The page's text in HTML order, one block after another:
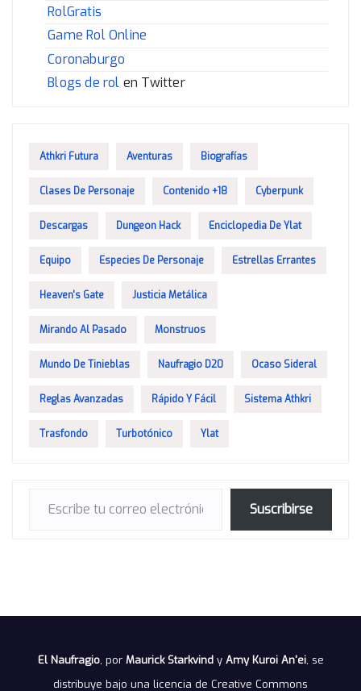
RolGratis
Game Rol Online
Coronaburgo
Blogs de rol en Twitter
Athkri Futura Aventuras Biografías
Clases De Personaje Contenido +18 Cyberpunk
Descargas Dungeon Hack Enciclopedia De Ylat
Equipo Especies De Personaje Estrellas Errantes
Heaven's Gate Justicia Metálica
Mirando Al Pasado Monstruos
Mundo De Tinieblas Naufragio D20 Ocaso Sideral
Reglas Avanzadas Rápido Y Fácil Sistema Athkri
Trasfondo Turbotónico Ylat
Suscribirse
El Naufragio, por Maurick Starkvindy Amy Kuroi An'ei, se
distribuye bajo una licencia de Creative Commons